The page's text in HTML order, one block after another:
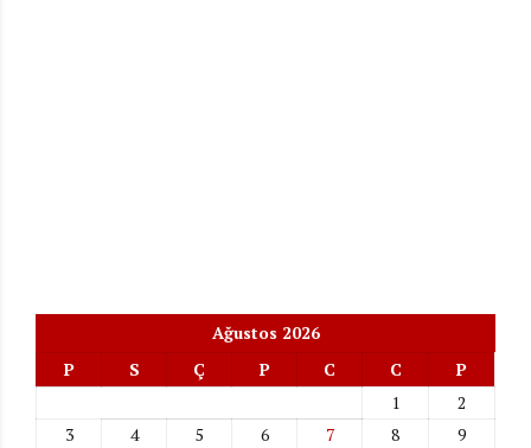
Ağustos 2026
P
S Ç P C C
P
1
2
3
4 5 6 7 8
9